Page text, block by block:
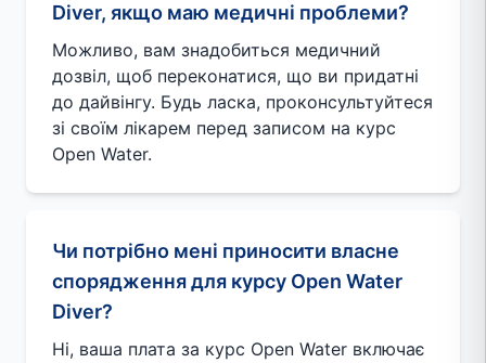
Diver, якщо маю медичні проблеми?
Можливо, вам знадобиться медичний
дозвіл, щоб переконатися, що ви придатні
до дайвінгу. Будь ласка, проконсультуйтеся
зі своїм лікарем перед записом на курс
Open Water.
Чи потрібно мені приносити власне
спорядження для курсу Open Water
Diver?
Ні, ваша плата за курс Open Water включає